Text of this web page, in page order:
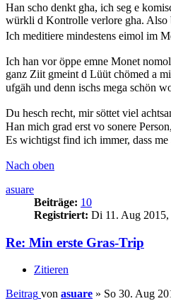
Han scho denkt gha, ich seg e
würkli d Kontrolle verlore gha. Also
Ich meditiere mindestens eimol im
Ich han vor öppe emne Monet
ganz Ziit gmeint d Lüüt chömed a
ufgäh und denn ischs mega schön
Du hesch recht, mir söttet viel
Han mich grad erst vo sonere
Es wichtigst find ich immer, dass
Nach oben
asuare
Beiträge: 10
Registriert: Di 11. Aug 2015,
Re: Min erste Gras-Trip
Zitieren
Beitrag von asuare » So 30. Aug